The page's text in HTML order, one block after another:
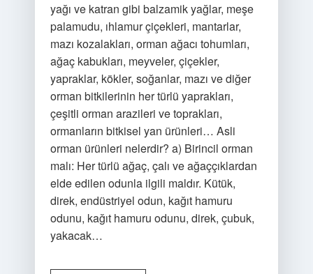
yağı ve katran gibi balzamik yağlar, meşe
palamudu, ıhlamur çiçekleri, mantarlar,
mazı kozalakları, orman ağacı tohumları,
ağaç kabukları, meyveler, çiçekler,
yapraklar, kökler, soğanlar, mazı ve diğer
orman bitkilerinin her türlü yaprakları,
çeşitli orman arazileri ve toprakları,
ormanların bitkisel yan ürünleri… Asli
orman ürünleri nelerdir? a) Birincil orman
malı: Her türlü ağaç, çalı ve ağaççıklardan
elde edilen odunla ilgili maldır. Kütük,
direk, endüstriyel odun, kağıt hamuru
odunu, kağıt hamuru odunu, direk, çubuk,
yakacak…